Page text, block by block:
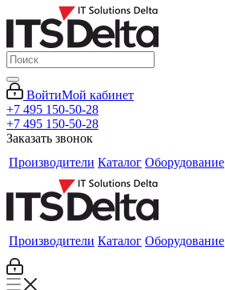
ВойтиМой кабинет
+7 495 150-50-28
+7 495 150-50-28
Заказать звонок
Производители Каталог Оборудование
Производители Каталог Оборудование